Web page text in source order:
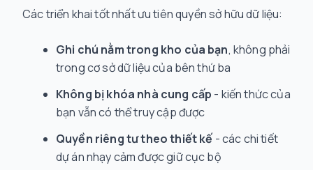
Các triển khai tốt nhất ưu tiên quyền sở hữu dữ liệu:
Ghi chú nằm trong kho của bạn, không phải
trong cơ sở dữ liệu của bên thứ ba
Không bị khóa nhà cung cấp - kiến thức của
bạn vẫn có thể truy cập được
Quyền riêng tư theo thiết kế - các chi tiết
dự án nhạy cảm được giữ cục bộ